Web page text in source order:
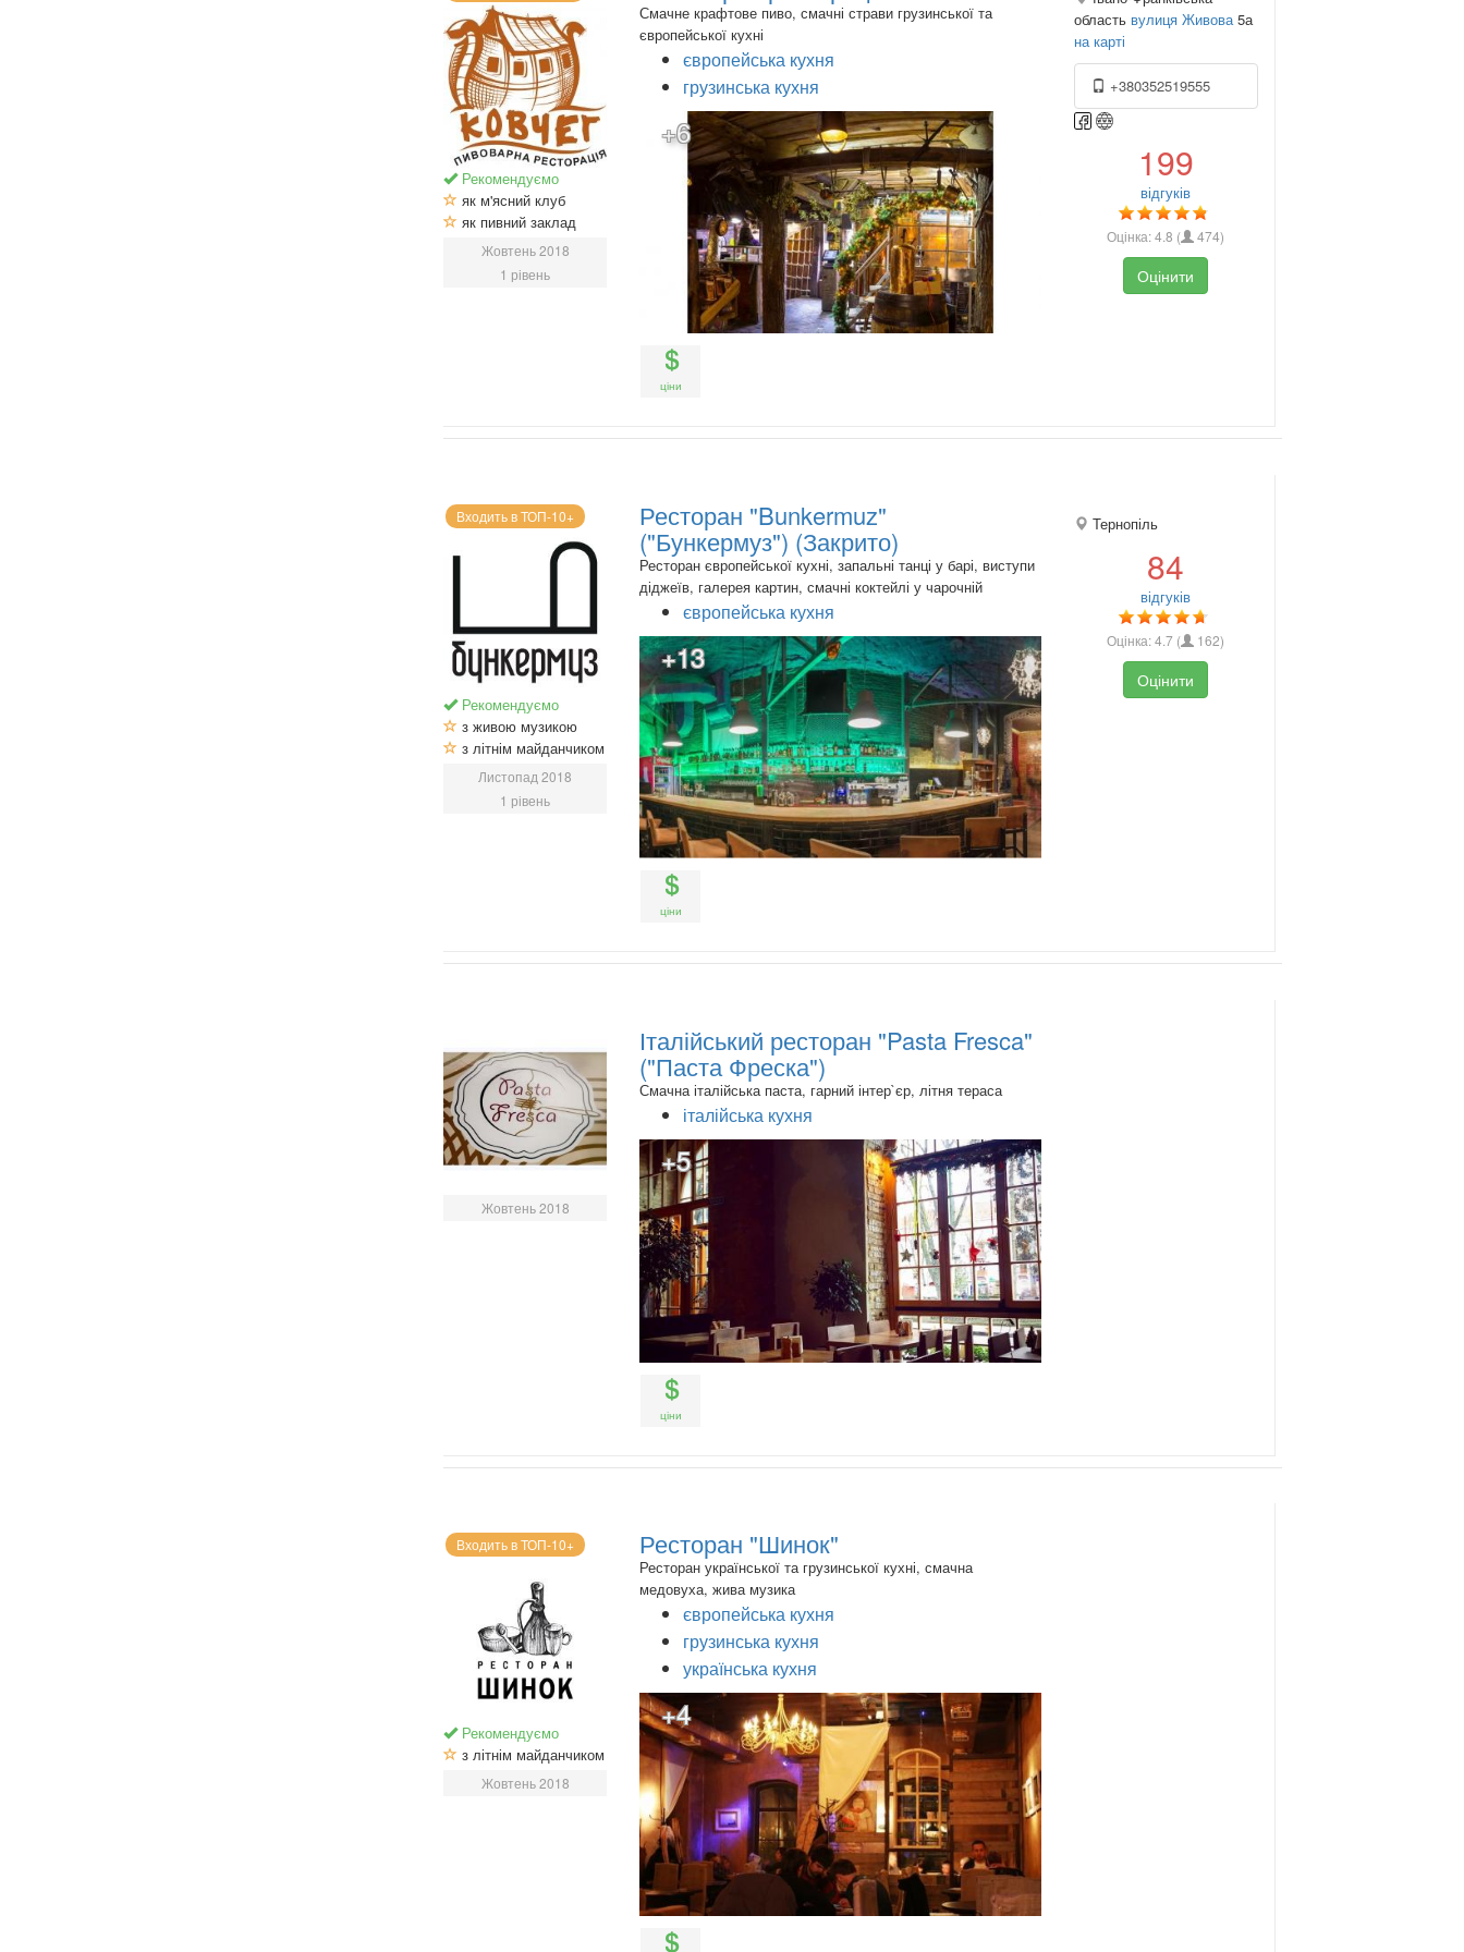
Рекомендуємо
як м'ясний клуб
як пивний заклад
Жовтень 2018
1 рівень
Смачне крафтове пиво, смачні страви грузинської та
європейської кухні
європейська кухня
грузинська кухня
+6
ціни
область вулиця Живова5а
на карті
+380352519555
199
відгуків
Оцінка:4.8 ( 474)
Оцінити
Входить в ТОП-10+
Рекомендуємо
з живою музикою
з літнім майданчиком
Листопад 2018
1 рівень
Ресторан "Bunkermuz"
("Бункермуз") (Закрито)
Ресторан європейської кухні, запальні танці у барі, виступи
діджеїв, галерея картин, смачні коктейлі у чарочній
європейська кухня
+13
ціни
Тернопіль
84
відгуків
Оцінка:4.7 ( 162)
Оцінити
Жовтень 2018
Італійський ресторан "Pasta Fresca"
("Паста Фреска")
Смачна італійська паста, гарний інтер`єр, літня тераса
італійська кухня
+5
ціни
Входить в ТОП-10+
Рекомендуємо
з літнім майданчиком
Жовтень 2018
Ресторан "Шинок"
Ресторан української та грузинської кухні, смачна
медовуха, жива музика
європейська кухня
грузинська кухня
українська кухня
+4